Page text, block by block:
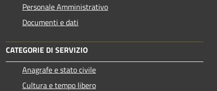
Personale Amministrativo
Documenti e dati
CATEGORIE DI SERVIZIO
Anagrafe e stato civile
Cultura e tempo libero